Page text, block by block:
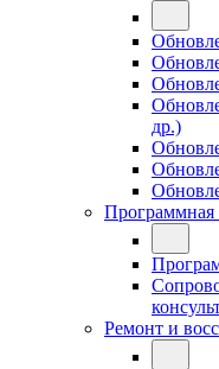
др.)
Программная
Ремонт и